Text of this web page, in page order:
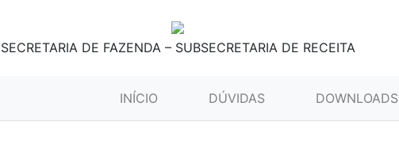
SECRETARIA DE FAZENDA – SUBSECRETARIA DE RECEITA
INÍCIO (CURRENT)DÚVIDAS DOWNLOADS